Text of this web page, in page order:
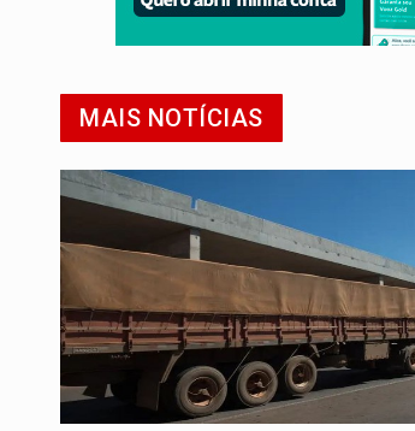
MAIS NOTÍCIAS